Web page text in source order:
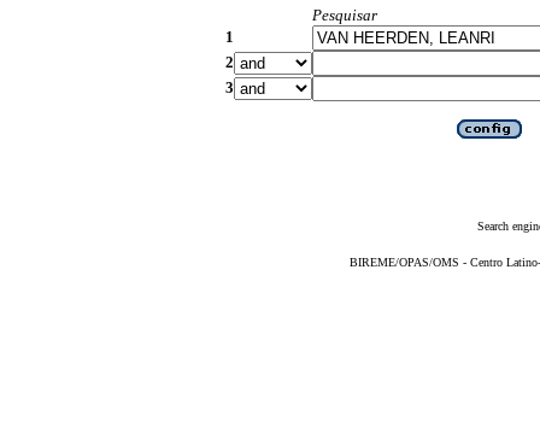
Pesquisar
1
2
3
Search
BIREME/OPAS/OMS - Centro Latino-